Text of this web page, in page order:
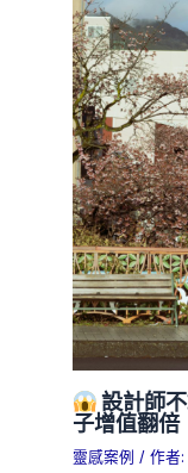
設計師
子增值翻倍
靈感案例 / 作者: